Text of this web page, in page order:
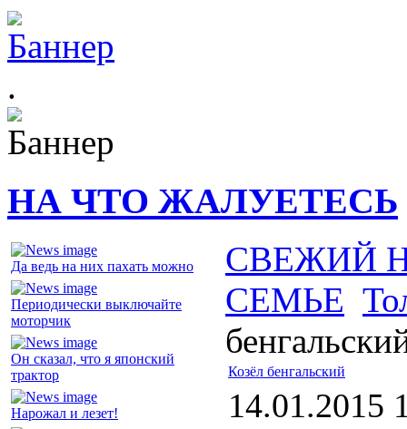
.
НА ЧТО ЖАЛУЕТЕСЬ
Да ведь на них пахать можно
Периодически выключайте
моторчик
Он сказал, что я японский
трактор
Нарожал и лезет!
СВЕЖИЙ
СЕМЬЕ
Козёл бенгальский
14.01.2015